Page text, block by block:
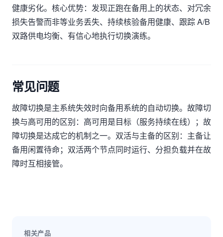
健康劣化。核心优势：发现正跑在备用上的状态、对冗余
损失告警而非等业务丢失、持续核验备用健康、跟踪 A/B
双路供电均衡、有信心地执行切换演练。
常见问题
故障切换是主系统失效时向备用系统的自动切换。故障切
换与高可用的区别：高可用是目标（服务持续在线）；故
障切换是达成它的机制之一。双活与主备的区别：主备让
备用闲置待命；双活两个节点同时运行、分担负载并在故
障时互相接管。
相关产品